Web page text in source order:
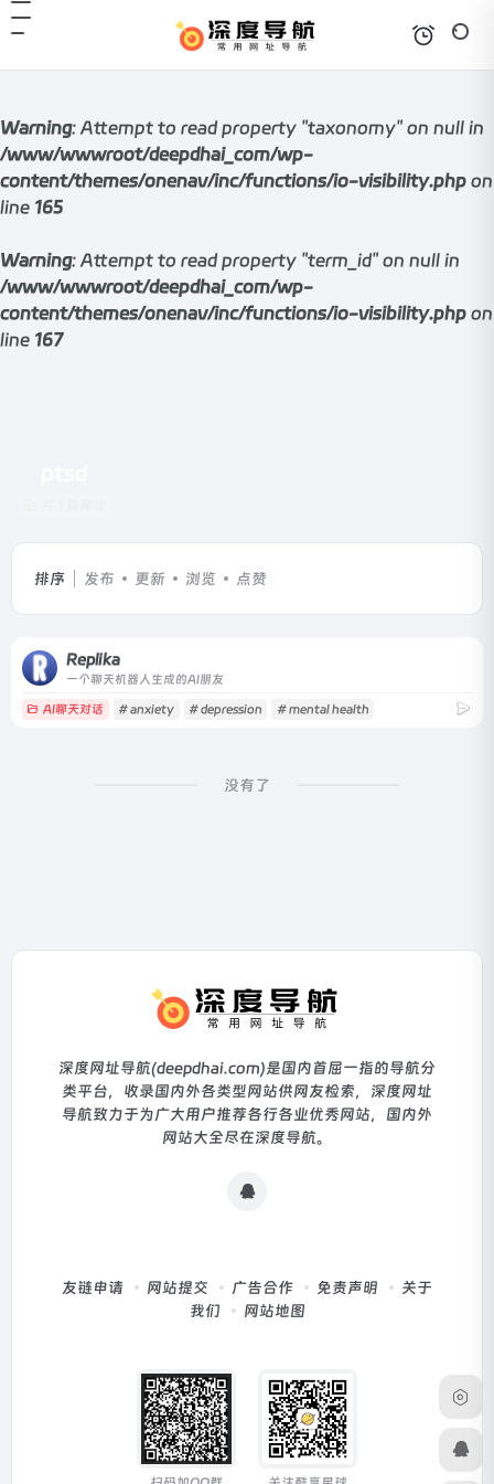
Warning: Attempt to read property "taxonomy" on null in
/www/wwwroot/deepdhai_com/wp-
content/themes/onenav/inc/functions/io-visibility.php on
line 165
Warning: Attempt to read property "term_id" on null in
/www/wwwroot/deepdhai_com/wp-
content/themes/onenav/inc/functions/io-visibility.php on
line 167
排序 发布 更新 浏览 点赞
Replika
一个聊天机器人生成的AI朋友
AI聊天对话 # anxiety # depression # mental health
没有了
深度网址导航(deepdhai.com)是国内首屈一指的导航分
类平台，收录国内外各类型网站供网友检索，深度网址
导航致力于为广大用户推荐各行各业优秀网站，国内外
网站大全尽在深度导航。
友链申请 网站提交 广告合作 免责声明
关于
我们
网站地图